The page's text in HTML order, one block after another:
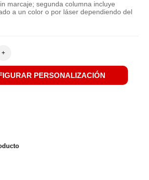
marcaje; segunda columna incluye
a un color o por láser dependiendo del
+
PERSONALIZACIÓN